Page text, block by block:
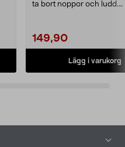
ta bort noppor och ludd.
149,90
Lägg i varukorg